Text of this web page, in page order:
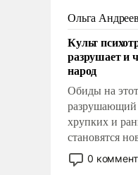
Ольга
Культ
разрушает и
народ
Обиды на
разрушающий
хрупких и
становятся
постепенно
отменяя
0